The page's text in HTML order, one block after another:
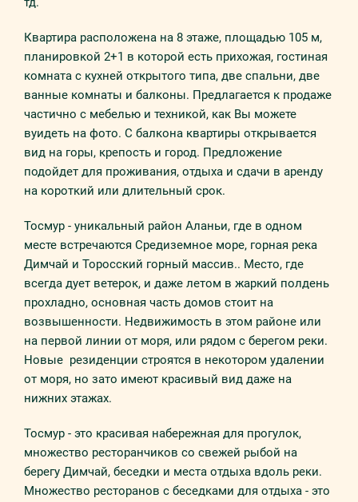
Квартира расположена на 8 этаже, площадью 105 м,
планировкой 2+1 в которой есть прихожая, гостиная
комната с кухней открытого типа, две спальни, две
ванные комнаты и балконы. Предлагается к продаже
частично с мебелью и техникой, как Вы можете
вуидеть на фото. С балкона квартиры открывается
вид на горы, крепость и город. Предложение
подойдет для проживания, отдыха и сдачи в аренду
на короткий или длительный срок.
Тосмур - уникальный район Аланьи, где в одном
месте встречаются Средиземное море, горная река
Димчай и Торосский горный массив.. Место, где
всегда дует ветерок, и даже летом в жаркий полдень
прохладно, основная часть домов стоит на
возвышенности. Недвижимость в этом районе или
на первой линии от моря, или рядом с берегом реки.
Новые резиденции строятся в некотором удалении
от моря, но зато имеют красивый вид даже на
нижних этажах.
Тосмур - это красивая набережная для прогулок,
множество ресторанчиков со свежей рыбой на
берегу Димчай, беседки и места отдыха вдоль реки.
Множество ресторанов с беседками для отдыха - это